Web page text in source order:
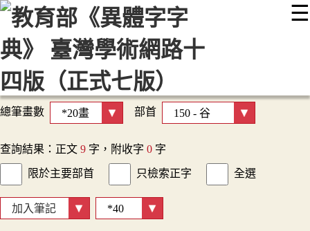
☰
::: 最新消息 常見問題 編輯說明
顯示模式
網站導覽
總筆畫數 部首
查詢結果：正文 9 字，附收字 0 字
限於主要部首 只檢索正字 全選
加入筆記